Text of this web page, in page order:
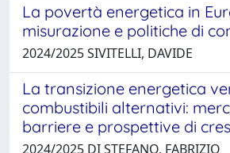
La povertà energetica in
misurazione e politiche di
2024/2025 SIVITELLI, DAVIDE
La transizione energetica
combustibili alternativi:
barriere e prospettive di
2024/2025 DI STEFANO, FABRIZIO